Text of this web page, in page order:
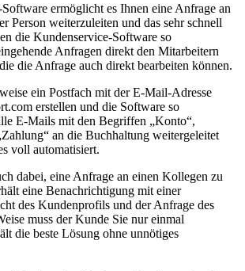
ermöglicht es Ihnen eine Anfrage an
Person weiterzuleiten und das sehr schnell
die Kundenservice-Software so
Anfragen direkt den Mitarbeitern
die Anfrage auch direkt bearbeiten können.
ein Postfach mit der E-Mail-Adresse
erstellen und die Software so
E-Mails mit den Begriffen „Konto“,
an die Buchhaltung weitergeleitet
voll automatisiert.
dabei, eine Anfrage an einen Kollegen zu
eine Benachrichtigung mit einer
des Kundenprofils und der Anfrage des
muss der Kunde Sie nur einmal
die beste Lösung ohne unnötiges